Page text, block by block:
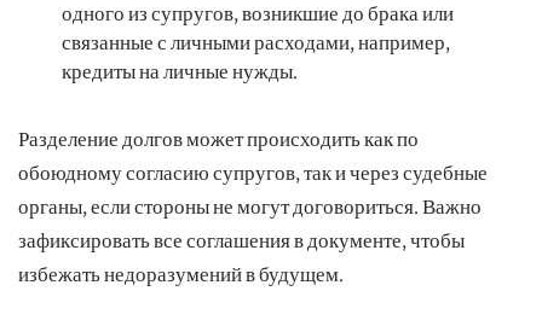
одного из супругов, возникшие до брака или
связанные с личными расходами, например,
кредиты на личные нужды.
Разделение долгов может происходить как по
обоюдному согласию супругов, так и через судебные
органы, если стороны не могут договориться. Важно
зафиксировать все соглашения в документе, чтобы
избежать недоразумений в будущем.